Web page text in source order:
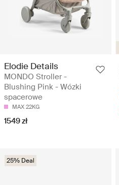
Elodie Details
MONDO Stroller -
Blushing Pink - Wózki
spacerowe
MAX 22KG
1549 zł
25% Deal